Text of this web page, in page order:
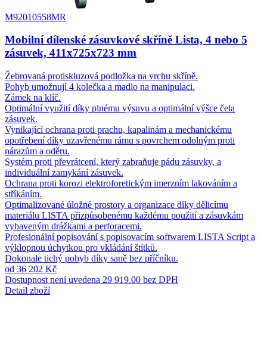
M92010558MR
Mobilní dílenské zásuvkové skříně Lista, 4 nebo 5
zásuvek, 411x725x723 mm
Žebrovaná protiskluzová podložka na vrchu skříně.
Pohyb umožnují 4 kolečka a madlo na manipulaci.
Zámek na klíč.
Optimální využití díky plnému výsuvu a optimální výšce čela
zásuvek.
Vynikající ochrana proti prachu, kapalinám a mechanickému
opotřebení díky uzavřenému rámu s povrchem odolným proti
nárazům a oděru.
Systém proti převrátcení, který zabraňuje pádu zásuvky, a
individuální zamykání zásuvek.
Ochrana proti korozi elektroforetickým imerzním lakováním a
stříkáním.
Optimalizované úložné prostory a organizace díky dělicímu
materiálu LISTA přizpůsobenému každému použití a zásuvkám
vybaveným drážkami a perforacemi.
Profesionální popisování s popisovacím softwarem LISTA Script a
výklopnou úchytkou pro vkládání štítků.
Dokonale tichý pohyb díky saně bez příčníku.
od 36 202 Kč
Dostupnost není uvedena 29 919.00 bez DPH
Detail zboží